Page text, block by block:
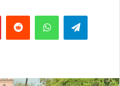
PinterestReddit WhatsApp